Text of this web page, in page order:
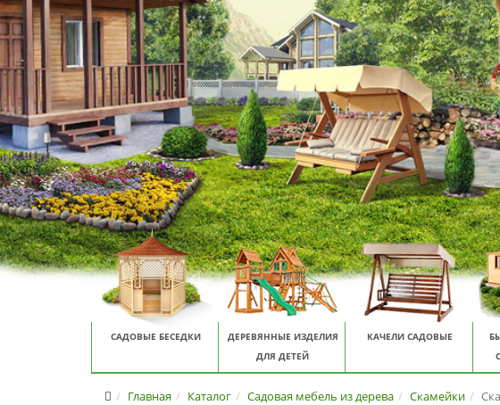
САДОВЫЕ БЕСЕДКИ
ДЕРЕВЯННЫЕ ИЗДЕЛИЯ
ДЛЯ ДЕТЕЙ
КАЧЕЛИ САДОВЫЕ
Главная Каталог Садовая мебель из дерева Скамейки